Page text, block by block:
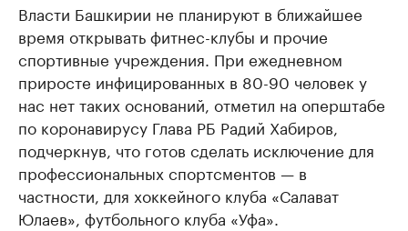
Власти Башкирии не планируют в ближайшее
время открывать фитнес-клубы и прочие
спортивные учреждения. При ежедневном
приросте инфицированных в 80-90 человек у
нас нет таких оснований, отметил на оперштабе
по коронавирусу Глава РБ Радий Хабиров,
подчеркнув, что готов сделать исключение для
профессиональных спортсментов — в
частности, для хоккейного клуба «Салават
Юлаев», футбольного клуба «Уфа».